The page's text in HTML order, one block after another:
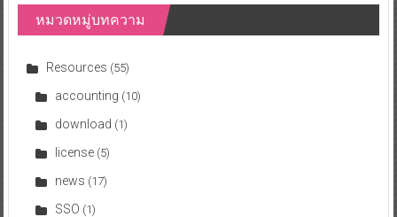
หมวดหมู่บทความ
Resources (55)
accounting (10)
download (1)
license(5)
news (17)
SSO (1)